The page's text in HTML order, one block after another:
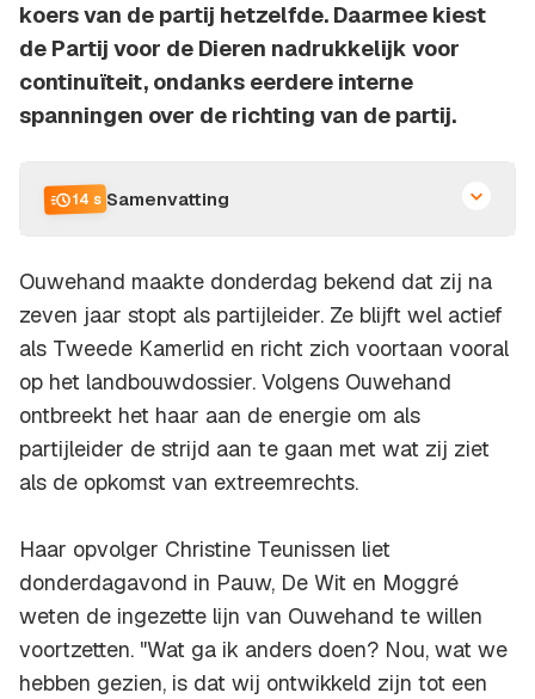
koers van de partij hetzelfde. Daarmee kiest
de Partij voor de Dieren nadrukkelijk voor
continuïteit, ondanks eerdere interne
spanningen over de richting van de partij.
14 s Samenvatting
Ouwehand maakte donderdag bekend dat zij na
zeven jaar stopt als partijleider. Ze blijft wel actief
als Tweede Kamerlid en richt zich voortaan vooral
op het landbouwdossier. Volgens Ouwehand
ontbreekt het haar aan de energie om als
partijleider de strijd aan te gaan met wat zij ziet
als de opkomst van extreemrechts.
Haar opvolger Christine Teunissen liet
donderdagavond in Pauw, De Wit en Moggré
weten de ingezette lijn van Ouwehand te willen
voortzetten. "Wat ga ik anders doen? Nou, wat we
hebben gezien, is dat wij ontwikkeld zijn tot een